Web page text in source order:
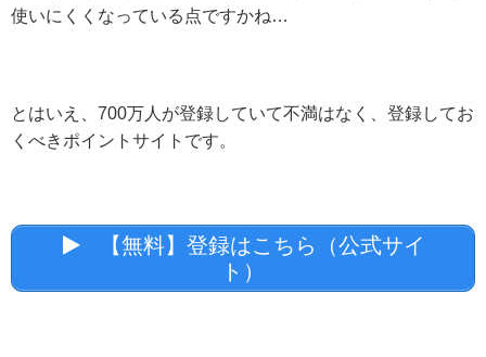
使いにくくなっている点ですかね…
とはいえ、700万人が登録していて不満はなく、登録してお
くべきポイントサイトです。
【無料】登録はこちら（公式サイ
ト）